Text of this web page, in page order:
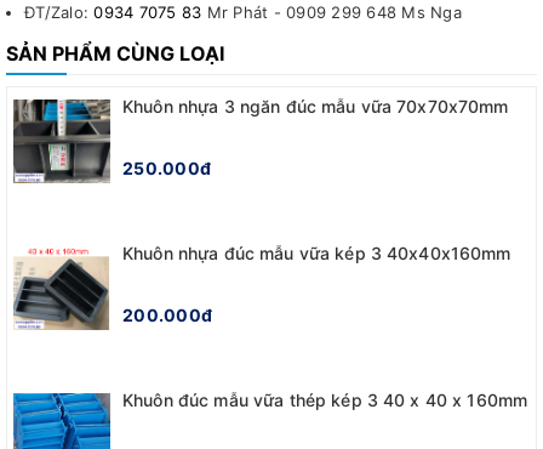
ĐT/Zalo:0934 7075 83 Mr Phát - 0909 299 648 Ms Nga
SẢN PHẨM CÙNG LOẠI
Khuôn nhựa 3 ngăn đúc mẫu vữa 70x70x70mm
250.000đ
Khuôn nhựa đúc mẫu vữa kép 3 40x40x160mm
200.000đ
Khuôn đúc mẫu vữa thép kép 3 40 x 40 x 160mm